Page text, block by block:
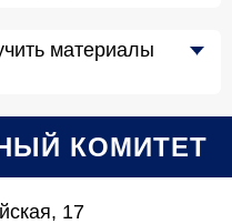
материалы
КОМИТЕТ
17